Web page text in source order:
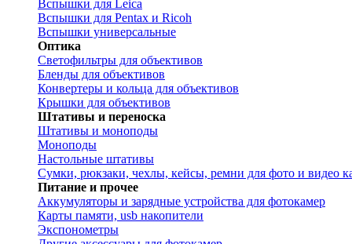
Вспышки для Leica
Вспышки для Pentax и Ricoh
Вспышки универсальные
Оптика
Светофильтры для объективов
Бленды для объективов
Конвертеры и кольца для объективов
Крышки для объективов
Штативы и переноска
Штативы и моноподы
Моноподы
Настольные штативы
Сумки, рюкзаки, чехлы, кейсы, ремни для фото и видео
Питание и прочее
Аккумуляторы и зарядные устройства для фотокамер
Карты памяти, usb накопители
Экспонометры